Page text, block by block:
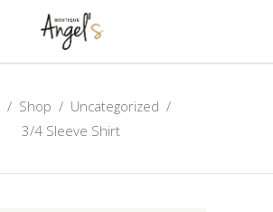
/ Shop / Uncategorized /
3/4 Sleeve Shirt